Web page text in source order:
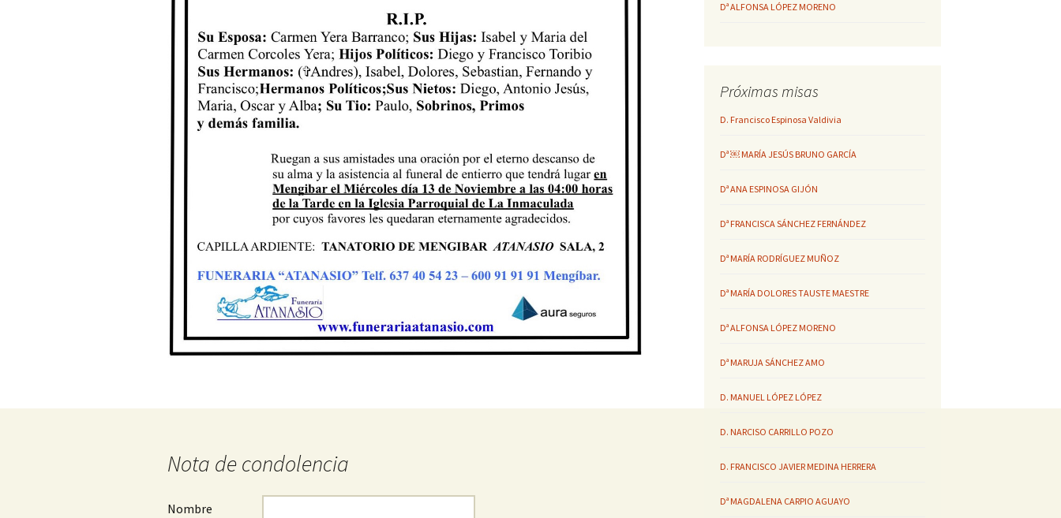
Nota de condolencia
Nombre
Dª ALFONSA LÓPEZ MORENO
Próximas misas
D. Francisco Espinosa Valdivia
Dª ￼ MARÍA JESÚS BRUNO GARCÍA
Dª ANA ESPINOSA GIJÓN
Dª FRANCISCA SÁNCHEZ FERNÁNDEZ
Dª MARÍA RODRÍGUEZ MUÑOZ
Dª MARÍA DOLORES TAUSTE MAESTRE
Dª ALFONSA LÓPEZ MORENO
Dª MARUJA SÁNCHEZ AMO
D. MANUEL LÓPEZ LÓPEZ
D. NARCISO CARRILLO POZO
D. FRANCISCO JAVIER MEDINA HERRERA
Dª MAGDALENA CARPIO AGUAYO